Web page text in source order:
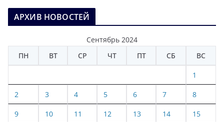
АРХИВ НОВОСТЕЙ
Сентябрь 2024
ПН
ВТ СР ЧТ ПТ СБ ВС
1
2 3 4 5 6 7 8
9 10 11 12 13 14 15